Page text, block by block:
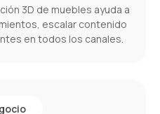
3D de muebles ayuda a
escalar contenido
en todos los canales.